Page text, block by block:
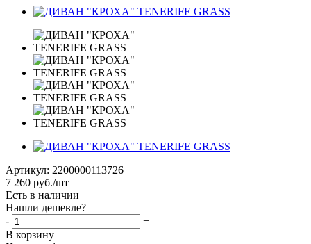
Артикул: 2200000113726
7 260 руб./шт
Есть в наличии
Нашли дешевле?
-
+
В корзину